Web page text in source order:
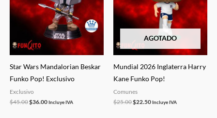
Star Wars Mandalorian Beskar
Funko Pop! Exclusivo
Exclusivo
$45.00$36.00 Incluye IVA
AGOTADO
Mundial 2026 Inglaterra Harry
Kane Funko Pop!
Comunes
$25.00$22.50 Incluye IVA